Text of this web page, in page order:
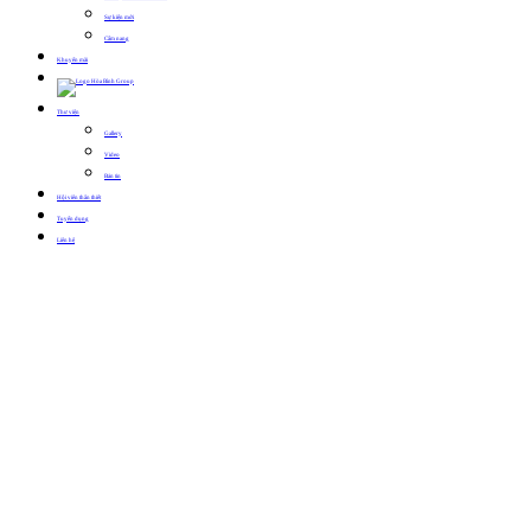
Sự kiện mới
Cẩm nang
Khuyến mãi
Thư viện
Gallery
Video
Bản tin
Hội viên thân thiết
Tuyển dụng
Liên hệ